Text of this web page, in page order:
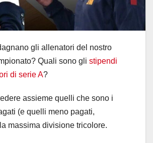
gli allenatori del nostro
Quali sono gli stipendi
di serie A?
assieme quelli che sono i
(e quelli meno pagati,
massima divisione tricolore.